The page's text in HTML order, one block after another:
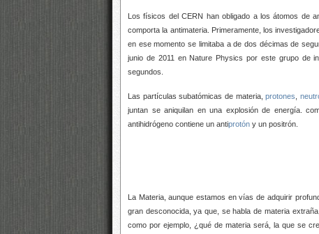
Los físicos del CERN han obligado a los átomos de
comporta la antimateria. Primeramente, los
en ese momento se limitaba ade dos décimas de
junio de 2011 en Nature Physics por este grupo de
segundos.
Las partículas subatómicas de materia,protones ,
juntan se aniquilan en una explosión de energía.
antihidrógeno contiene un antiprotón y un positrón.
La Materia, aunque estamos en vías de adquirir
gran desconocida, ya que, se habla de materia
como por ejemplo, ¿qué de materia será, la que se